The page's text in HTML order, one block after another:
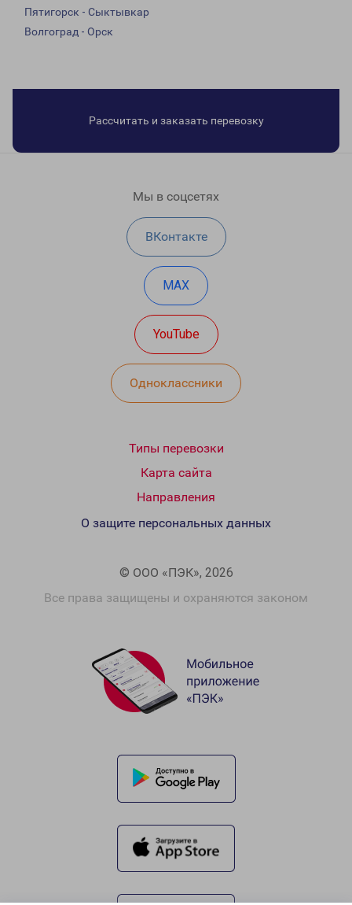
Пятигорск - Сыктывкар
Волгоград - Орск
Рассчитать и заказать перевозку
Мы в соцсетях
ВКонтакте
MAX
YouTube
Одноклассники
Типы перевозки
Карта сайта
Направления
© ООО «ПЭК», 2026
Все права защищены и охраняются законом
О защите персональных данных